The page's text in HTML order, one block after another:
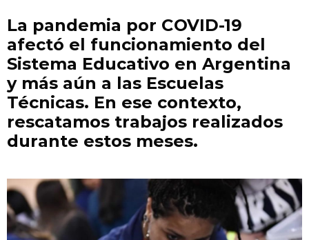
La pandemia por COVID-19
afectó el funcionamiento del
Sistema Educativo en Argentina
y más aún a las Escuelas
Técnicas. En ese contexto,
rescatamos trabajos realizados
durante estos meses.